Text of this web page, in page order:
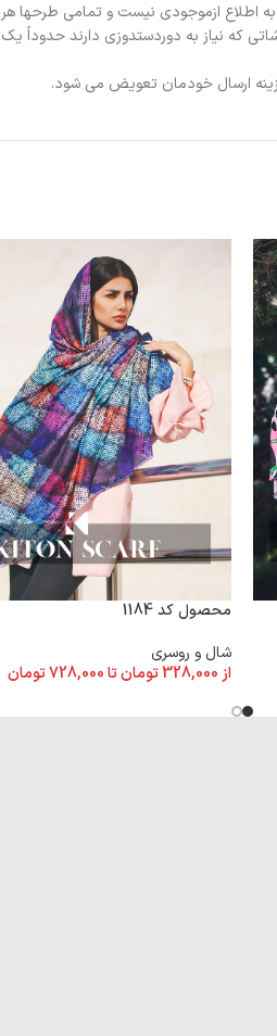
اطلاع ازموجودی نیست و تمامی طرحها
هزینه ارسال خودمان تعویض می شود.
محصول کد 1184
شال و روسری
از 328,000تومانتا728,000تومان